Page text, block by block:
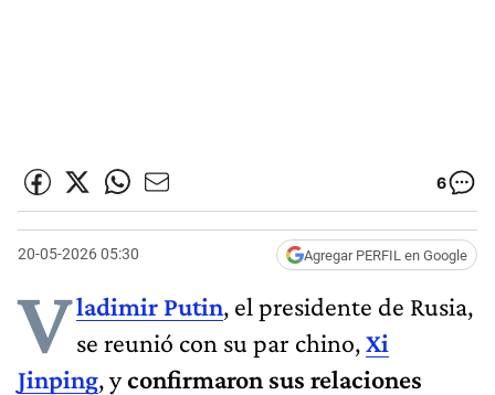
6
20-05-2026 05:30 Agregar PERFIL en Google
Vladimir Putin, el presidente de Rusia,
se reunió con su par chino,Xi
Jinping, yconfirmaron sus relaciones